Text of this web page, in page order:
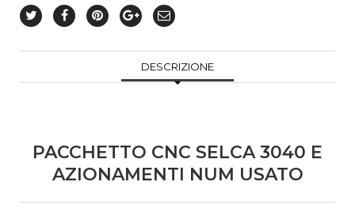
DESCRIZIONE
PACCHETTO CNC SELCA 3040 E
AZIONAMENTI NUM USATO